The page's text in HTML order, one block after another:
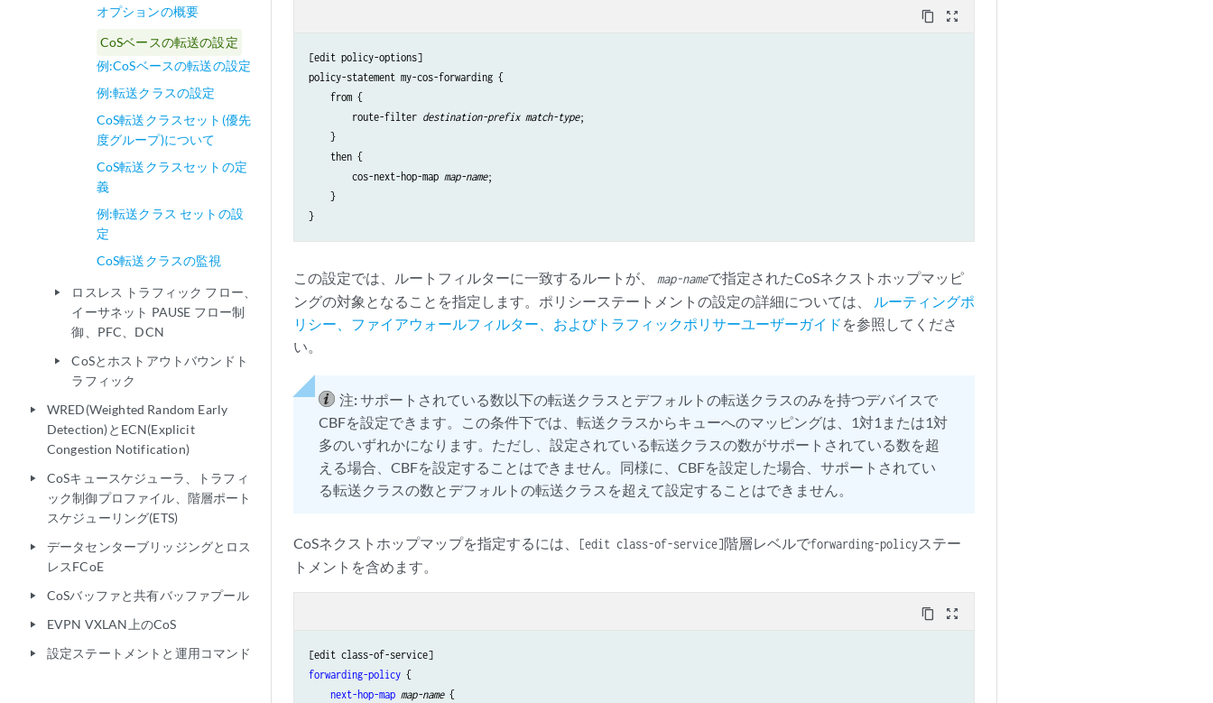
オプションの概要
CoSベースの転送の設定
例:CoSベースの転送の設定
例:転送クラスの設定
CoS転送クラスセット(優先
度グループ)について
CoS転送クラスセットの定
義
例:転送クラス セットの設
定
CoS転送クラスの監視
play_arrow
ロスレス トラフィック フロー、
イーサネット PAUSE フロー制
御、PFC、DCN
play_arrow
CoSとホストアウトバウンドト
ラフィック
play_arrow
WRED(Weighted Random Early
Detection)とECN(Explicit
Congestion Notification)
play_arrow
CoSキュースケジューラ、トラフィ
ック制御プロファイル、階層ポート
スケジューリング(ETS)
play_arrow
データセンターブリッジングとロス
レスFCoE
play_arrow CoSバッファと共有バッファプール
play_arrow EVPN VXLAN上のCoS
play_arrow 設定ステートメントと運用コマンド
content_copy zoom_out_map
[edit policy-options]
policy-statement my-cos-forwarding {
    from {
        route-filter
destination-prefix match-type;
    }
    then {
        cos-next-hop-map
map-name;
    }
この設定では、ルートフィルターに一致するルートが、 map-nameで指定されたCoSネクストホップマッピ
ングの対象となることを指定します。ポリシーステートメントの設定の詳細については、
ルーティングポ
リシー、ファイアウォールフィルター、およびトラフィックポリサーユーザーガイド を参照してくださ
い。
注:サポートされている数以下の転送クラスとデフォルトの転送クラスのみを持つデバイスで
CBFを設定できます。この条件下では、転送クラスからキューへのマッピングは、1対1または1対
多のいずれかになります。ただし、設定されている転送クラスの数がサポートされている数を超
える場合、CBFを設定することはできません。同様に、CBFを設定した場合、サポートされてい
る転送クラスの数とデフォルトの転送クラスを超えて設定することはできません。
CoSネクストホップマップを指定するには、 [edit class-of-service]階層レベルでforwarding-policyステー
トメントを含めます。
content_copy zoom_out_map
forwarding-policy {
next-hop-map map-name {